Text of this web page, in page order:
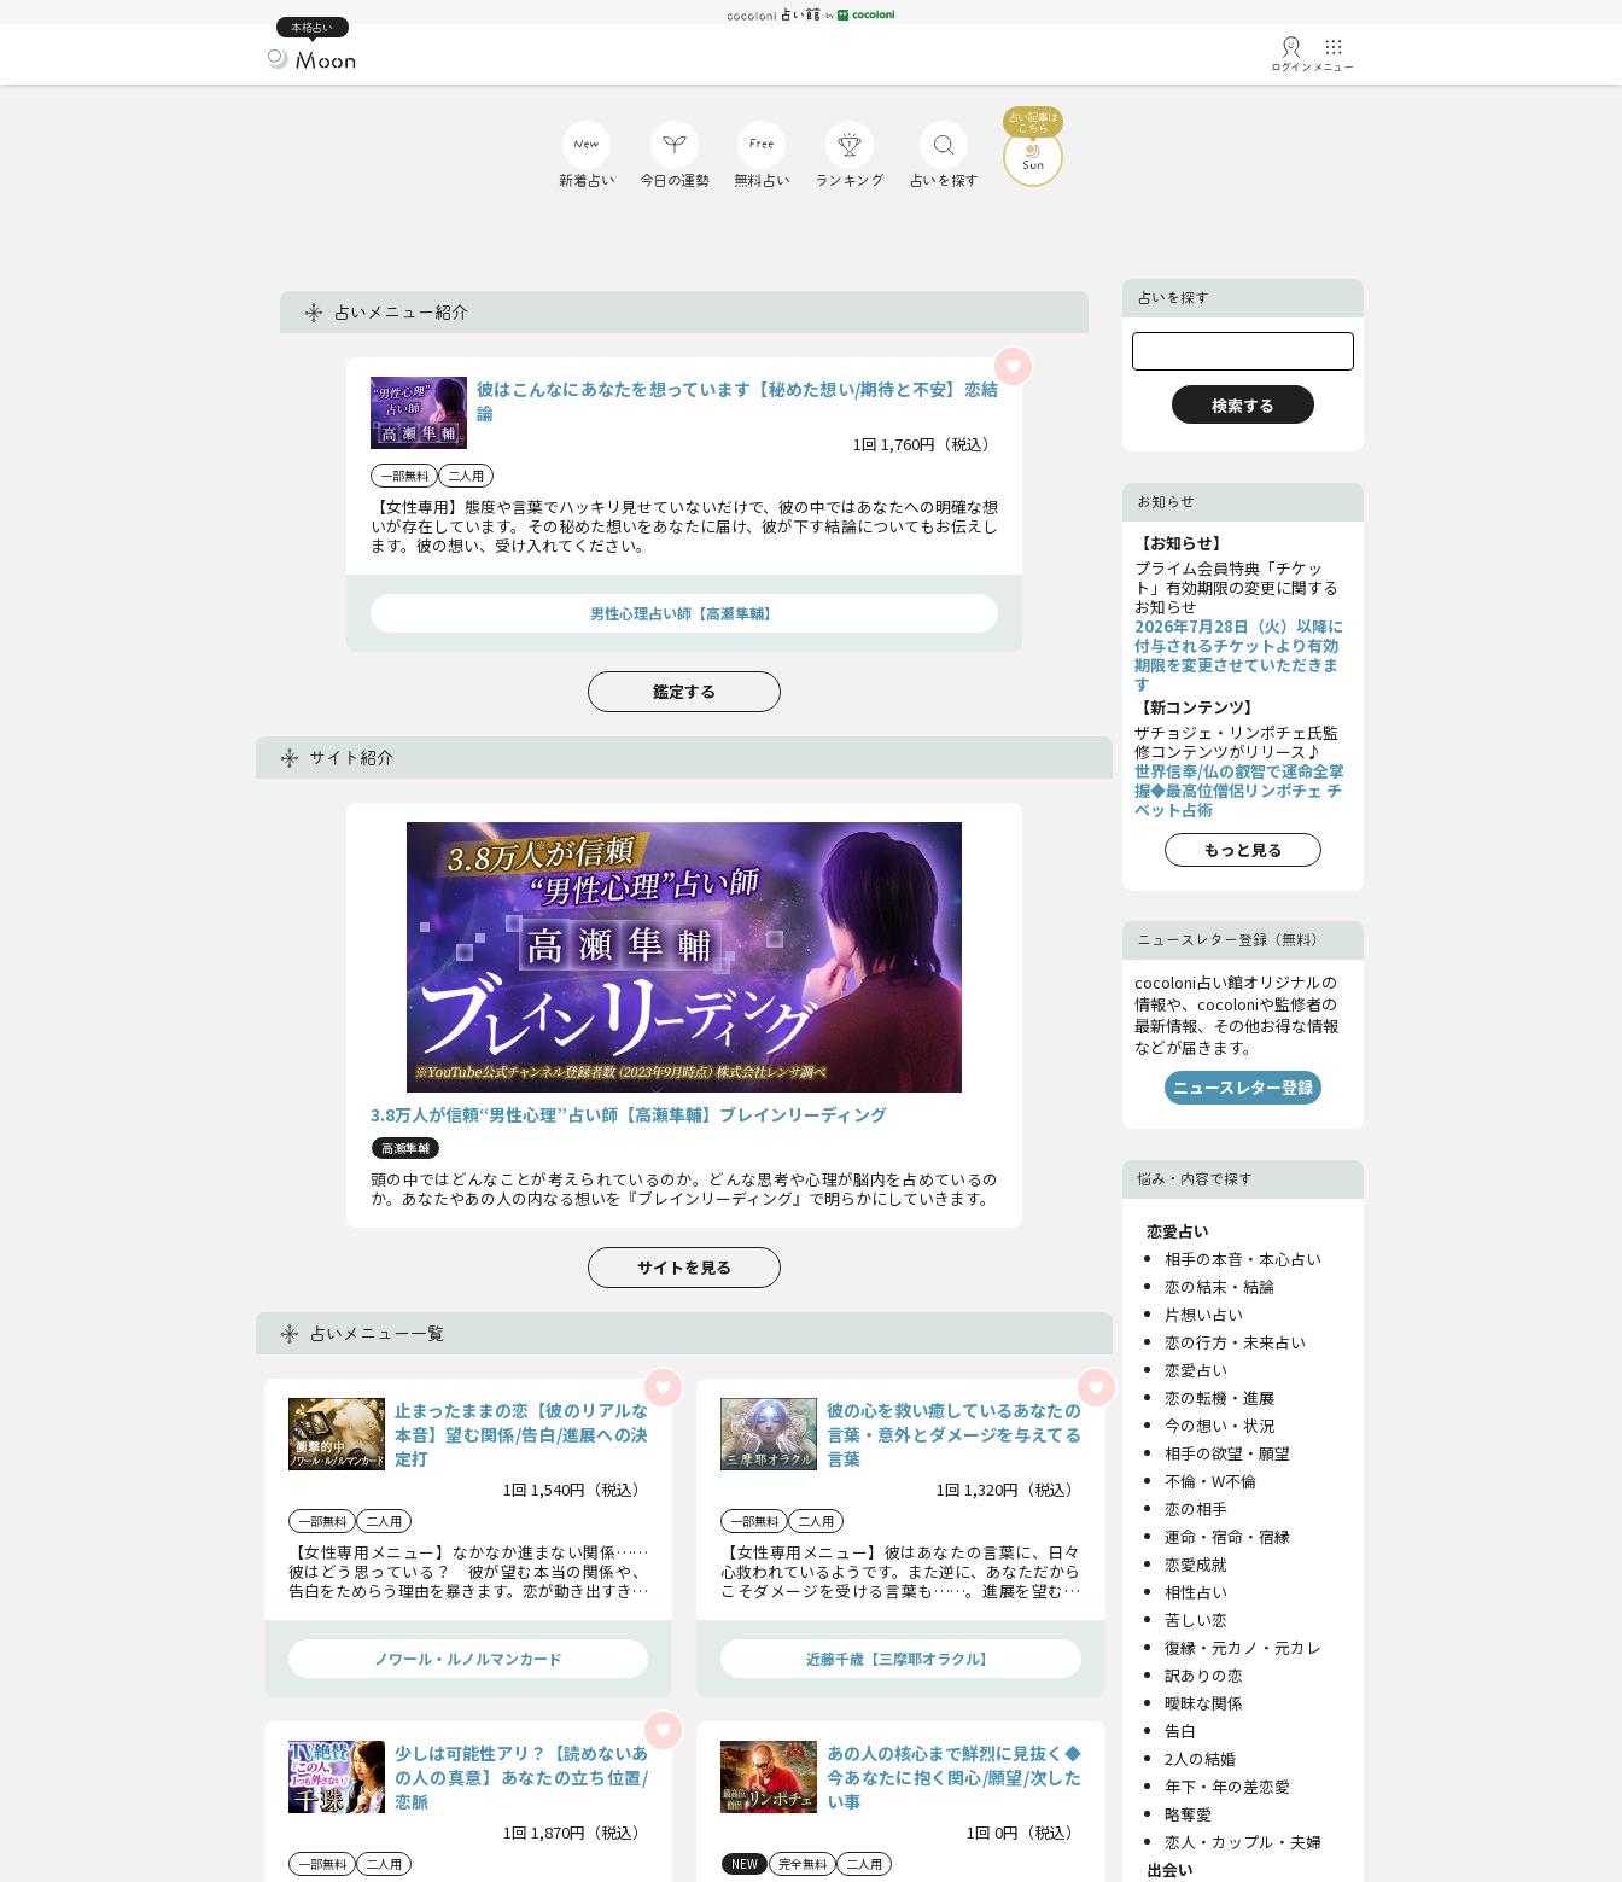
本格占い
ログイン メニュー
新着占い 今日の運勢 無料占い ランキング 占いを探す
占いメニュー紹介
彼はこんなにあなたを想っています【秘めた想い/期待と不安】恋結
論
1回 1,760円（税込）
一部無料 二人用
【女性専用】態度や言葉でハッキリ見せていないだけで、彼の中ではあなたへの明確な想
いが存在しています。その秘めた想いをあなたに届け、彼が下す結論についてもお伝えし
ます。彼の想い、受け入れてください。
男性心理占い師【高瀬隼輔】
鑑定する
サイト紹介
3.8万人が信頼“男性心理”占い師【高瀬隼輔】ブレインリーディング
高瀬隼輔
頭の中ではどんなことが考えられているのか。どんな思考や心理が脳内を占めているの
か。あなたやあの人の内なる想いを『ブレインリーディング』で明らかにしていきます。
サイトを見る
占いメニュー一覧
止まったままの恋【彼のリアルな
本音】望む関係/告白/進展への決
定打
1回 1,540円（税込）
一部無料 二人用
【女性専用メニュー】なかなか進まない関係……
彼はどう思っている？ 彼が望む本当の関係や、
告白をためらう理由を暴きます。恋が動き出すきっ
ノワール・ルノルマンカード
彼の心を救い癒しているあなたの
言葉・意外とダメージを与えてる
言葉
1回 1,320円（税込）
一部無料 二人用
【女性専用メニュー】彼はあなたの言葉に、日々
心救われているようです。また逆に、あなただから
こそダメージを受ける言葉も……。進展を望むな
近藤千歳【三摩耶オラクル】
少しは可能性アリ？【読めないあ
の人の真意】あなたの立ち位置/
恋脈
1回 1,870円（税込）
一部無料 二人用
あの人の核心まで鮮烈に見抜く◆
今あなたに抱く関心/願望/次した
い事
1回 0円（税込）
NEW 完全無料 二人用
占いを探す
お知らせ
【お知らせ】
プライム会員特典「チケッ
ト」有効期限の変更に関する
お知らせ
2026年7月28日（火）以降に
付与されるチケットより有効
期限を変更させていただきま
す
【新コンテンツ】
ザチョジェ・リンポチェ氏監
修コンテンツがリリース♪
世界信奉/仏の叡智で運命全掌
握◆最高位僧侶リンポチェ チ
ベット占術
もっと見る
ニュースレター登録（無料）
cocoloni占い館オリジナルの
情報や、cocoloniや監修者の
最新情報、その他お得な情報
などが届きます。
ニュースレター登録
悩み・内容で探す
恋愛占い
相手の本音・本心占い
恋の結末・結論
片想い占い
恋の行方・未来占い
恋愛占い
恋の転機・進展
今の想い・状況
相手の欲望・願望
不倫・W不倫
恋の相手
運命・宿命・宿縁
恋愛成就
相性占い
苦しい恋
復縁・元カノ・元カレ
訳ありの恋
曖昧な関係
告白
2人の結婚
年下・年の差恋愛
略奪愛
恋人・カップル・夫婦
出会い